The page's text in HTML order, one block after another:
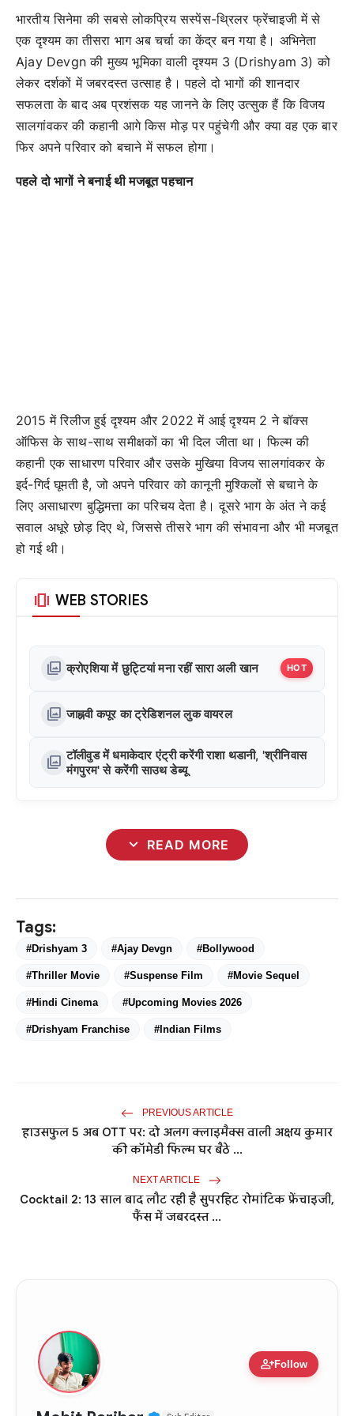
भारतीय सिनेमा की सबसे लोकप्रिय सस्पेंस-थ्रिलर फ्रेंचाइजी में से
एक दृश्यम का तीसरा भाग अब चर्चा का केंद्र बन गया है। अभिनेता
Ajay Devgn की मुख्य भूमिका वाली दृश्यम 3 (Drishyam 3) को
लेकर दर्शकों में जबरदस्त उत्साह है। पहले दो भागों की शानदार
सफलता के बाद अब प्रशंसक यह जानने के लिए उत्सुक हैं कि विजय
सालगांवकर की कहानी आगे किस मोड़ पर पहुंचेगी और क्या वह एक बार
फिर अपने परिवार को बचाने में सफल होगा।
पहले दो भागों ने बनाई थी मजबूत पहचान
2015 में रिलीज हुई दृश्यम और 2022 में आई दृश्यम 2 ने बॉक्स
ऑफिस के साथ-साथ समीक्षकों का भी दिल जीता था। फिल्म की
कहानी एक साधारण परिवार और उसके मुखिया विजय सालगांवकर के
इर्द-गिर्द घूमती है, जो अपने परिवार को कानूनी मुश्किलों से बचाने के
लिए असाधारण बुद्धिमत्ता का परिचय देता है। दूसरे भाग के अंत ने कई
सवाल अधूरे छोड़ दिए थे, जिससे तीसरे भाग की संभावना और भी मजबूत
हो गई थी।
amp_stories WEB STORIES
photo_library क्रोएशिया में छुट्टियां मना रहीं सारा अली खान HOT
photo_library जाह्नवी कपूर का ट्रेडिशनल लुक वायरल
photo_library टॉलीवुड में धमाकेदार एंट्री करेंगी राशा थडानी, 'श्रीनिवास
मंगपुरम' से करेंगी साउथ डेब्यू
expand_more READ MORE
Tags:
#Drishyam 3 #Ajay Devgn #Bollywood
#Thriller Movie #Suspense Film #Movie Sequel
#Hindi Cinema #Upcoming Movies 2026
#Drishyam Franchise #Indian Films
PREVIOUS ARTICLE
हाउसफुल 5 अब OTT पर: दो अलग क्लाइमैक्स वाली अक्षय कुमार
की कॉमेडी फिल्म घर बैठे ...
NEXT ARTICLE
Cocktail 2: 13 साल बाद लौट रही है सुपरहिट रोमांटिक फ्रेंचाइजी,
फैंस में जबरदस्त ...
person_addFollow